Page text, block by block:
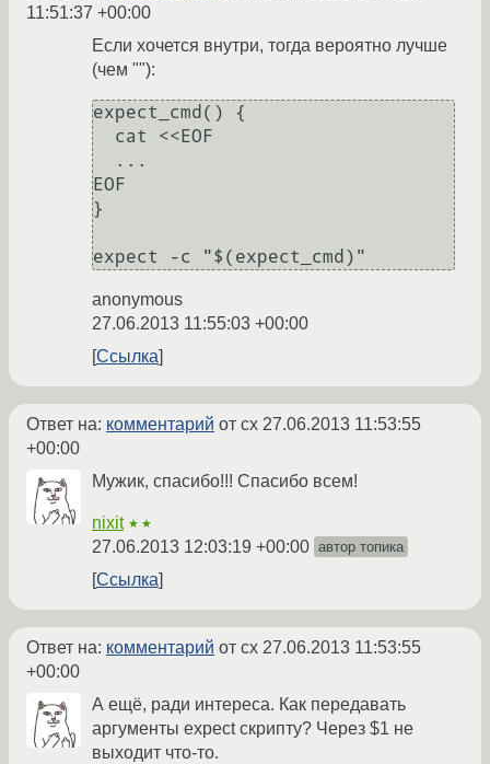
11:51:37 +00:00
Если хочется внутри, тогда вероятно лучше
(чем ""):
expect_cmd() {
EOF
}
expect -c "$(expect_cmd)"
anonymous
27.06.2013 11:55:03 +00:00
Ссылка
Ответ на: комментарий от cx 27.06.2013 11:53:55
+00:00
Мужик, спасибо!!! Спасибо всем!
nixit ★★
27.06.2013 12:03:19 +00:00 автор топика
Ссылка
Ответ на: комментарий от cx 27.06.2013 11:53:55
+00:00
А ещё, ради интереса. Как передавать
аргументы expect скрипту? Через $1 не
выходит что-то.